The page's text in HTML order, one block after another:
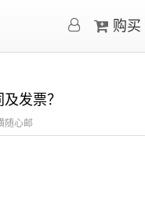
购买
发票？
随心邮